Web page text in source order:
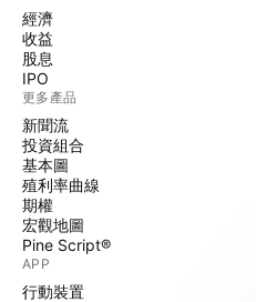
經濟
收益
股息
IPO
更多產品
新聞流
投資組合
基本圖
殖利率曲線
期權
宏觀地圖
Pine Script®
APP
行動裝置